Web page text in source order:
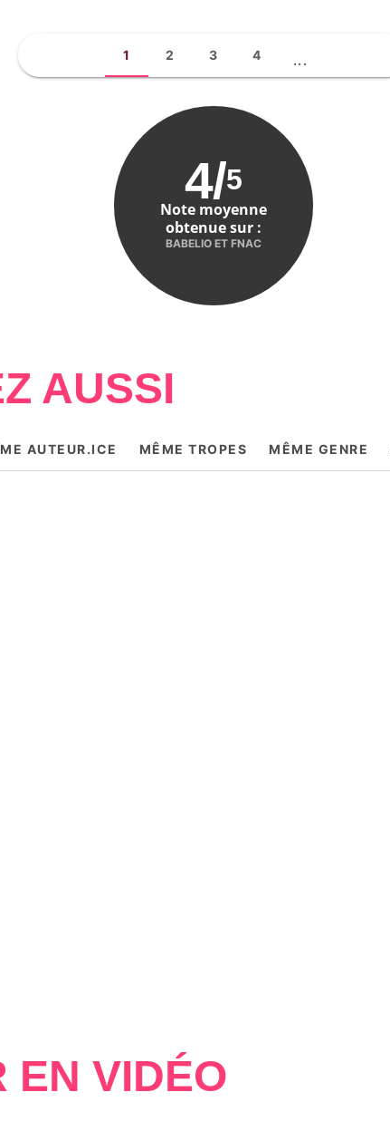
1 2 3 4 ...
4/5
Note moyenne
obtenue sur :
BABELIO ET FNAC
AUSSI
AUTEUR.ICE MÊME TROPES MÊME GENRE
EN VIDÉO